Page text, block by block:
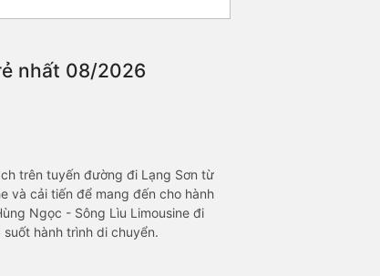
nhất 08/2026
trên tuyến đường đi Lạng Sơn từ
và cải tiến để mang đến cho hành
Ngọc - Sông Lìu Limousine đi
hành trình di chuyển.